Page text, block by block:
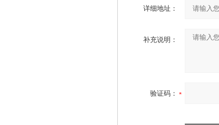
详细地址：
补充说明：
验证码：